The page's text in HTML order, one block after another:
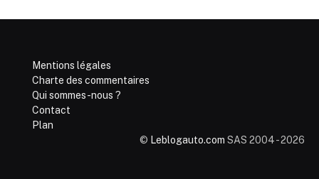
Mentions légales
Charte des commentaires
Qui sommes-nous ?
Contact
Plan
© Leblogauto.com SAS 2004 - 2026